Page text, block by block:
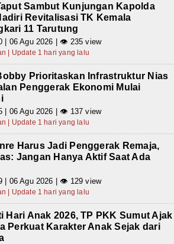
Sambut Kunjungan Kapolda
Revitalisasi TK Kemala
11 Tarutung
| 06 Agu 2026 | 👁 235 view
| Update 1 hari yang lalu
Prioritaskan Infrastruktur Nias
Penggerak Ekonomi Mulai
| 06 Agu 2026 | 👁 137 view
| Update 1 hari yang lalu
Harus Jadi Penggerak Remaja,
Jangan Hanya Aktif Saat Ada
| 06 Agu 2026 | 👁 129 view
| Update 1 hari yang lalu
Hari Anak 2026, TP PKK Sumut Ajak
Perkuat Karakter Anak Sejak dari